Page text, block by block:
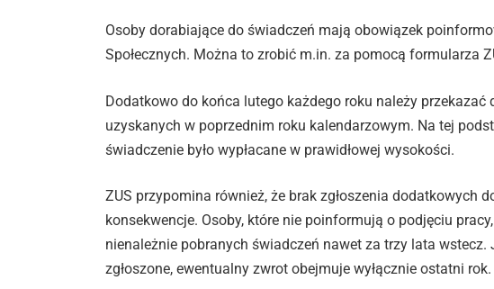
Osoby dorabiające do świadczeń mają obowiązek
Społecznych. Można to zrobić m.in. za pomocą formularza
Dodatkowo do końca lutego każdego roku należy przekazać
uzyskanych w poprzednim roku kalendarzowym. Na tej
świadczenie było wypłacane w prawidłowej wysokości.
ZUS przypomina również, że brak zgłoszenia dodatkowych
konsekwencje. Osoby, które nie poinformują o podjęciu
nienależnie pobranych świadczeń nawet za trzy lata wstecz.
zgłoszone, ewentualny zwrot obejmuje wyłącznie ostatni rok.